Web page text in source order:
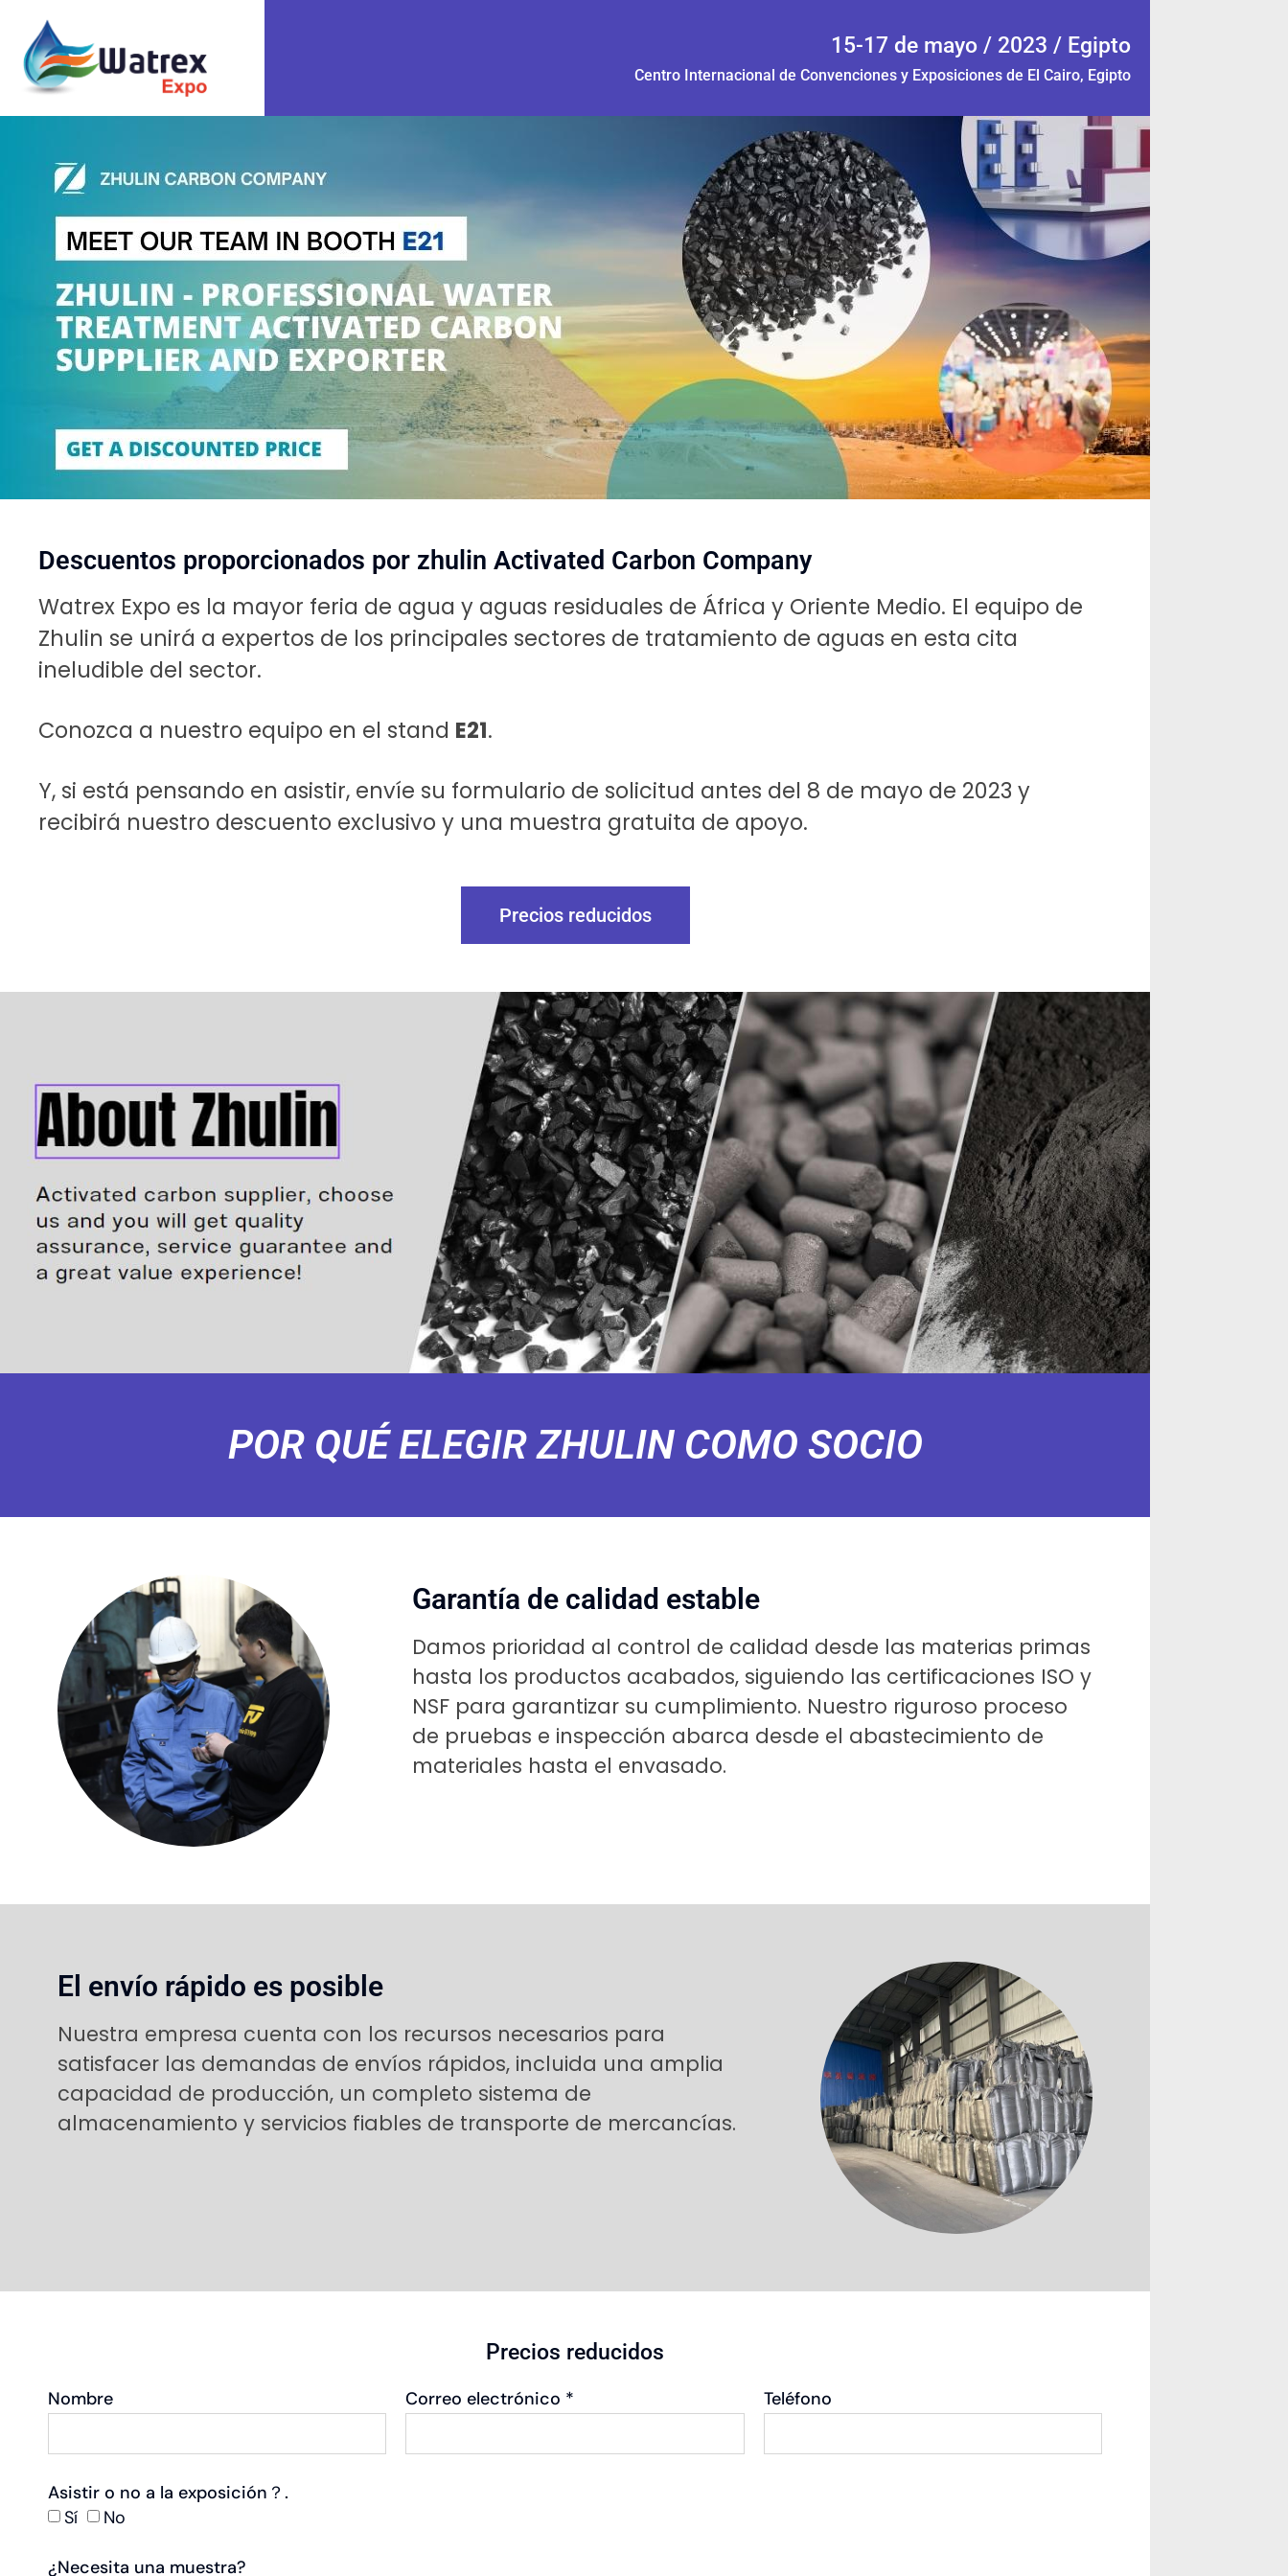
15-17 de mayo / 2023 / Egipto
Centro Internacional de Convenciones y Exposiciones de El Cairo, Egipto
Descuentos proporcionados por zhulin Activated Carbon Company
Watrex Expo es la mayor feria de agua y aguas residuales de África y Oriente Medio. El equipo de
Zhulin se unirá a expertos de los principales sectores de tratamiento de aguas en esta cita
ineludible del sector.
Conozca a nuestro equipo en el stand E21.
Y, si está pensando en asistir, envíe su formulario de solicitud antes del 8 de mayo de 2023 y
recibirá nuestro descuento exclusivo y una muestra gratuita de apoyo.
Precios reducidos
POR QUÉ ELEGIR ZHULIN COMO SOCIO
Garantía de calidad estable
Damos prioridad al control de calidad desde las materias primas
hasta los productos acabados, siguiendo las certificaciones ISO y
NSF para garantizar su cumplimiento. Nuestro riguroso proceso
de pruebas e inspección abarca desde el abastecimiento de
materiales hasta el envasado.
El envío rápido es posible
Nuestra empresa cuenta con los recursos necesarios para
satisfacer las demandas de envíos rápidos, incluida una amplia
capacidad de producción, un completo sistema de
almacenamiento y servicios fiables de transporte de mercancías.
Precios reducidos
Nombre Correo electrónico * Teléfono
Asistir o no a la exposición？.
Sí
No
¿Necesita una muestra?